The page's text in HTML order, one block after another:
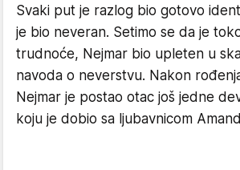
Svaki put je razlog bio gotovo
je bio neveran. Setimo se da je
trudnoće, Nejmar bio upleten u
navoda o neverstvu. Nakon
Nejmar je postao otac još jedne
koju je dobio sa ljubavnicom